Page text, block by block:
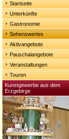
Startseite
Unterkünfte
Gastronomie
Sehenswertes
Aktivangebote
Pauschalangebote
Veranstaltungen
Touren
Kunstgewerbe aus dem
Erzgebirge